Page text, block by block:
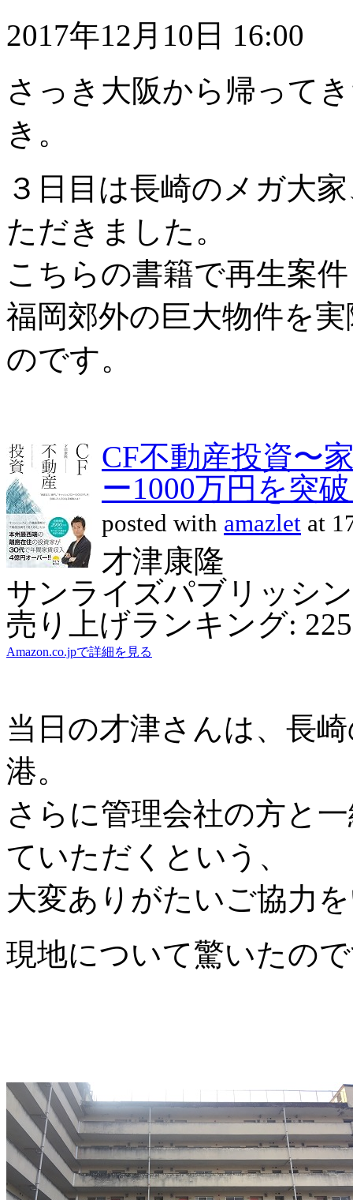
2017年12月10日 16:00
さっき大阪から帰って
き。
３日目は長崎のメガ大
ただきました。
こちらの書籍で再生案
福岡郊外の巨大物件を
のです。
CF不動産投資〜
ー1000万円を突
posted with amazlet at
才津康隆
サンライズパブリッシ
売り上げランキング:
Amazon.co.jpで詳細を見る
当日の才津さんは、長
港。
さらに管理会社の方と
ていただくという、
大変ありがたいご協力
現地について驚いたの